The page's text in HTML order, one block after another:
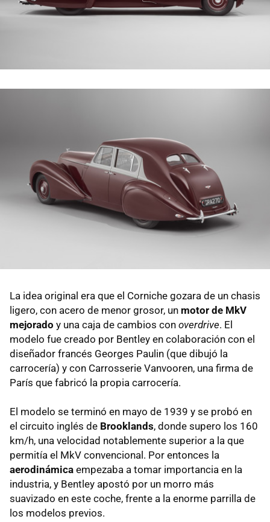
La idea original era que el Corniche gozara de un chasis
ligero, con acero de menor grosor, un motor de MkV
mejorado y una caja de cambios con overdrive. El
modelo fue creado por Bentley en colaboración con el
diseñador francés Georges Paulin (que dibujó la
carrocería) y con Carrosserie Vanvooren, una firma de
París que fabricó la propia carrocería.
El modelo se terminó en mayo de 1939 y se probó en
el circuito inglés de Brooklands, donde supero los 160
km/h, una velocidad notablemente superior a la que
permitía el MkV convencional. Por entonces la
aerodinámica empezaba a tomar importancia en la
industria, y Bentley apostó por un morro más
suavizado en este coche, frente a la enorme parrilla de
los modelos previos.